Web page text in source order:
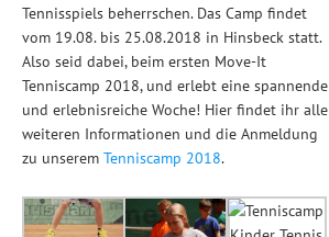
Tennisspiels beherrschen. Das Camp findet
vom 19.08. bis 25.08.2018 in Hinsbeck statt.
Also seid dabei, beim ersten Move-It
Tenniscamp 2018, und erlebt eine spannende
und erlebnisreiche Woche! Hier findet ihr alle
weiteren Informationen und die Anmeldung
zu unserem Tenniscamp 2018.